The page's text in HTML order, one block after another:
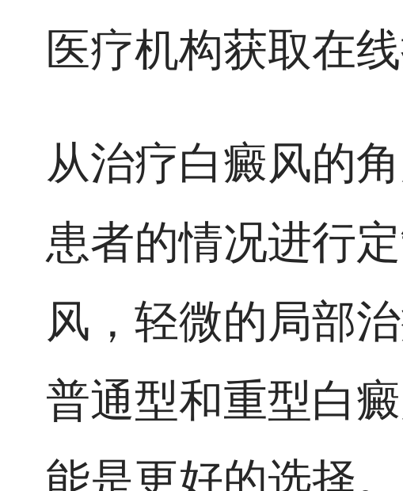
医疗机构获取在线
从治疗白癜风的
患者的情况进行
风，轻微的局部
普通型和重型白
能是更好的选择。